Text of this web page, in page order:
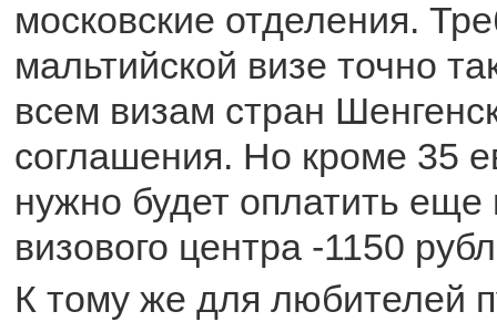
московские отделения.
мальтийской визе точно
всем визам стран
соглашения. Но кроме 35
нужно будет оплатить еще
визового центра -1150
К тому же для любителей